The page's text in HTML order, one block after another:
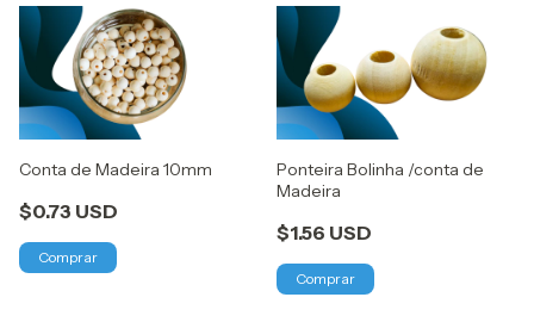
Conta de Madeira 10mm
$0.73 USD
Ponteira Bolinha /conta de
Madeira
$1.56 USD
Comprar